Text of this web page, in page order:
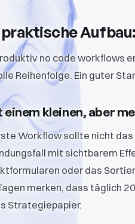
praktische
no code workflows
Reihenfolge. Ein guter
einem kleinen, aber
Workflow sollte nicht
mit sichtbarem
oder das
merken, dass täglich
Strategiepapier.